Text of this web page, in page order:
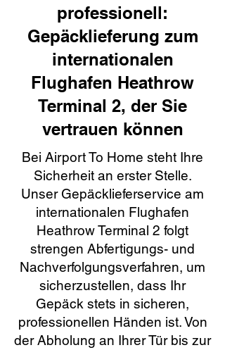
professionell:
Gepäcklieferung zum
internationalen
Flughafen Heathrow
Terminal 2, der Sie
vertrauen können
Bei Airport To Home steht Ihre
Sicherheit an erster Stelle.
Unser Gepäcklieferservice am
internationalen Flughafen
Heathrow Terminal 2 folgt
strengen Abfertigungs- und
Nachverfolgungsverfahren, um
sicherzustellen, dass Ihr
Gepäck stets in sicheren,
professionellen Händen ist. Von
der Abholung an Ihrer Tür bis zur